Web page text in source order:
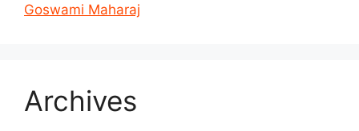
Goswami Maharaj
Archives